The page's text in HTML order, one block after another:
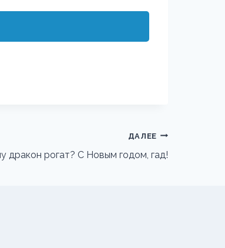
ДАЛЕЕ
дракон рогат? С Новым годом, гад!